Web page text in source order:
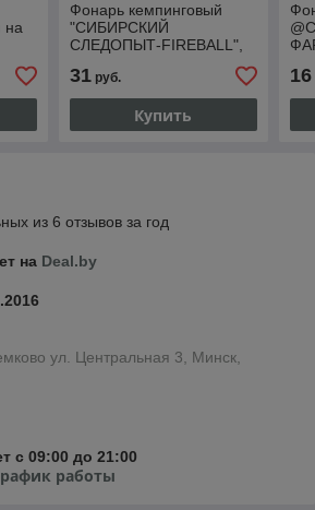
на
Фонарь кемпинговый
"СИБИРСКИЙ
СЛЕДОПЫТ-FIREBALL",
220В/100
31руб.
Купить
16
из 6 отзывов за год
на Deal.by
ул. Центральная 3, Минск,
с 09:00 до 21:00
работы